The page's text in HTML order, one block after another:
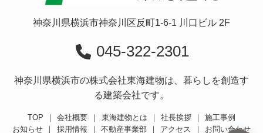
神奈川県横浜市神奈川区反町1-6-1 川口ビル 2F
045-322-2301
神奈川県横浜市の株式会社東海建物は、暮らしを創造す
る建築会社です。
TOP ｜ 会社概要 ｜ 東海建物とは ｜ 社長挨拶 ｜
施工事例
お知らせ
｜ 採用情報 ｜ 不動産事業部 ｜ アクセス ｜ お問い合わせ